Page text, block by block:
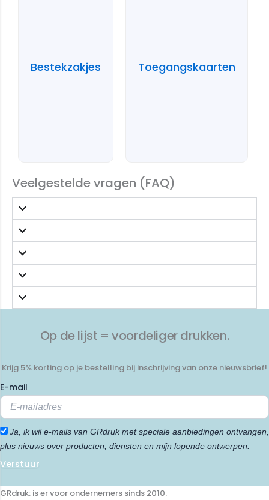
Bestekzakjes Toegangskaarten
Veelgestelde vragen (FAQ)
Op de lijst = voordeliger drukken.
Krijg 5% korting op je bestelling bij inschrijving van onze nieuwsbrief!
E-mail
Ja, ik wil e-mails van GRdruk met speciale aanbiedingen ontvangen,
plus nieuws over producten, diensten en mijn lopende ontwerpen.
Verstuur
GRdruk: is er voor ondernemers sinds 2010.